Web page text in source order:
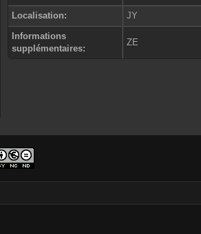
Localisation:
JY
Informations
supplémentaires:
ZE